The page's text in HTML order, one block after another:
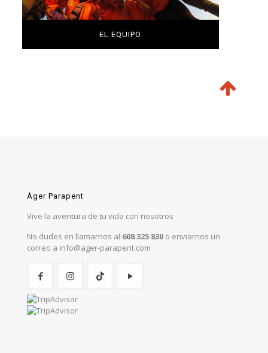
EL EQUIPO
Àger Parapent
Vive la aventura de tu vida con nosotros
No dudes en llamarnos al 608 325 830 o enviarnos un
correo a info@ager-parapent.com